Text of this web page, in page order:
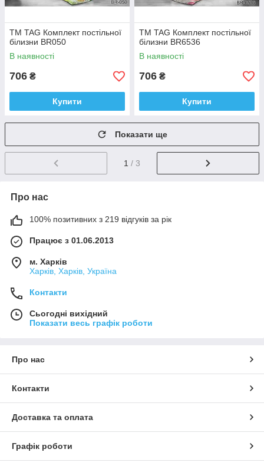
ТМ TAG Комплект постільної
білизни BR050
В наявності
706 ₴
Купити
ТМ TAG Комплект постільної
білизни BR6536
В наявності
706 ₴
Купити
Показати ще
1 / 3
Про нас
100% позитивних з 219 відгуків за рік
Працює з 01.06.2013
м. Харків
Харків, Харків, Україна
Контакти
Сьогодні вихідний
Показати весь графік роботи
Про нас
Контакти
Доставка та оплата
Графік роботи